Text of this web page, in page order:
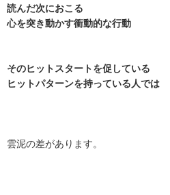
読んだ次におこる
心を突き動かす衝動的な行動
そのヒットスタートを促している
ヒットパターンを持っている人では
雲泥の差があります。